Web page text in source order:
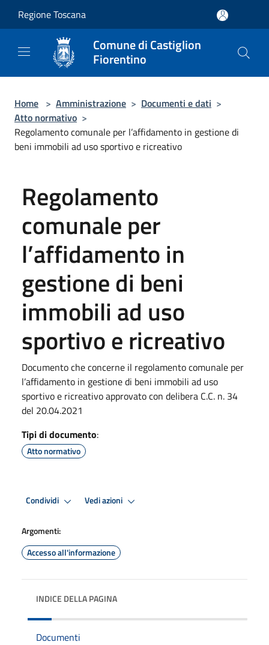
Regione Toscana
Comune di Castiglion
Fiorentino
Home > Amministrazione > Documenti e dati >
Atto normativo >
Regolamento comunale per l’affidamento in gestione di
beni immobili ad uso sportivo e ricreativo
Regolamento
comunale per
l’affidamento in
gestione di beni
immobili ad uso
sportivo e ricreativo
Documento che concerne il regolamento comunale per
l’affidamento in gestione di beni immobili ad uso
sportivo e ricreativo approvato con delibera C.C. n. 34
del 20.04.2021
Tipi di documento:
Atto normativo
Condividi Vedi azioni
Argomenti:
Accesso all'informazione
INDICE DELLA PAGINA
Documenti